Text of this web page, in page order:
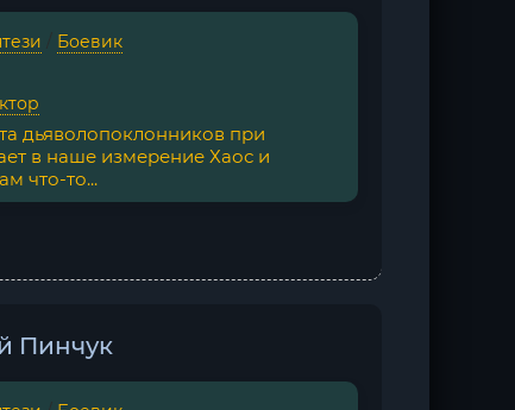
Боевик
дьяволопоклонников при
в наше измерение Хаос и
что-то...
Пинчук